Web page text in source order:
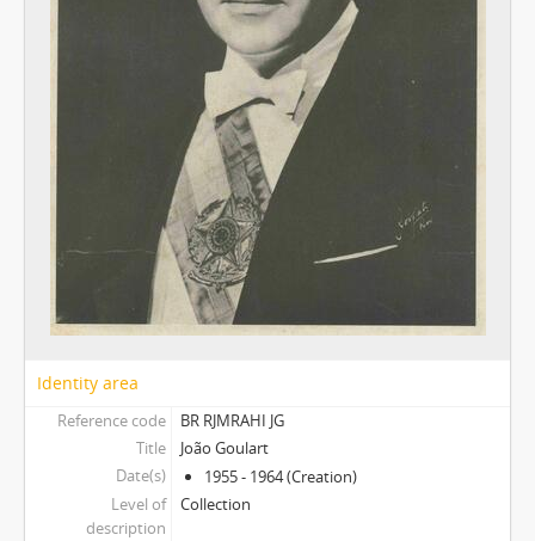
Identity area
Reference code
BR RJMRAHI JG
Title
João Goulart
Date(s)
1955 - 1964 (Creation)
Level of
description
Collection